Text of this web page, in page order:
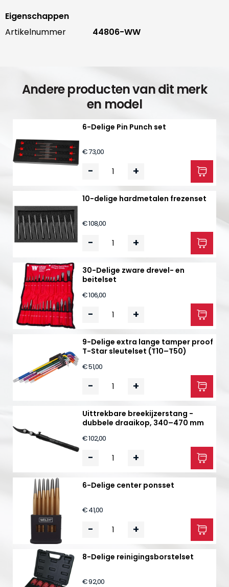
Eigenschappen
Artikelnummer
44806-WW
Andere producten van dit merk
en model
6-Delige Pin Punch set
€ 73,00
- +
10-delige hardmetalen frezenset
€ 108,00
- +
30-Delige zware drevel- en
beitelset
€ 106,00
- +
9-Delige extra lange tamper proof
T-Star sleutelset (T10–T50)
€ 51,00
- +
Uittrekbare breekijzerstang -
dubbele draaikop, 340–470 mm
€ 102,00
- +
6-Delige center ponsset
€ 41,00
- +
8-Delige reinigingsborstelset
€ 92,00